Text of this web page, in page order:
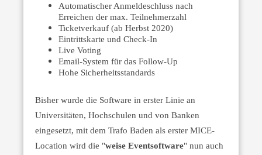
Automatischer Anmeldeschluss nach
Erreichen der max. Teilnehmerzahl
Ticketverkauf (ab Herbst 2020)
Eintrittskarte und Check-In
Live Voting
Email-System für das Follow-Up
Hohe Sicherheitsstandards
Bisher wurde die Software in erster Linie an
Universitäten, Hochschulen und von Banken
eingesetzt, mit dem Trafo Baden als erster MICE-
Location wird die "weise Eventsoftware" nun auch